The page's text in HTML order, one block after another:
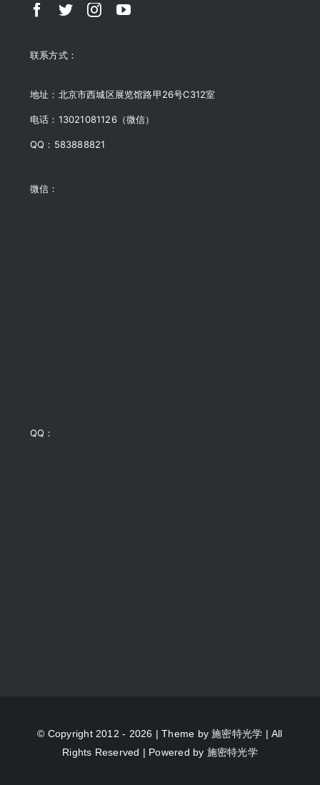
联系方式：
地址：北京市西城区展览馆路甲26号C312室
电话：13021081126（微信）
QQ：583888821
微信：
QQ：
© Copyright 2012 - 2026 | Theme by施密特光学 | All
Rights Reserved | Powered by 施密特光学